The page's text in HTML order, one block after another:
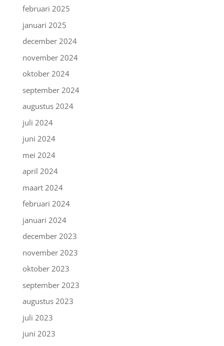
februari 2025
januari 2025
december 2024
november 2024
oktober 2024
september 2024
augustus 2024
juli 2024
juni 2024
mei 2024
april 2024
maart 2024
februari 2024
januari 2024
december 2023
november 2023
oktober 2023
september 2023
augustus 2023
juli 2023
juni 2023